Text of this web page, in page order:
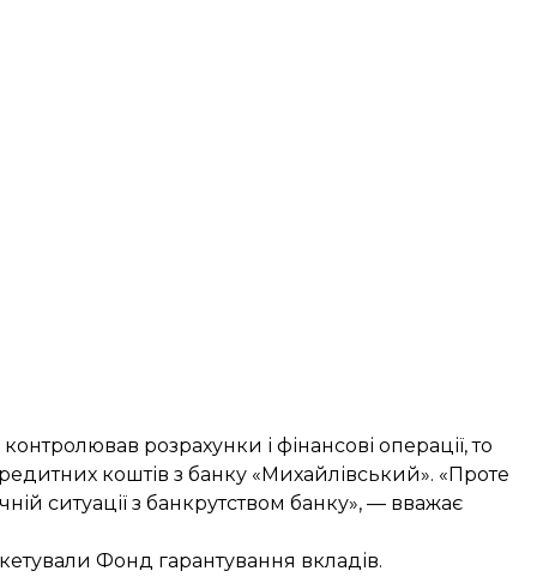
розрахунки і фінансові операції, то
коштів з банку «Михайлівський». «Проте
ситуації з банкрутством банку», — вважає
Фонд гарантування вкладів.